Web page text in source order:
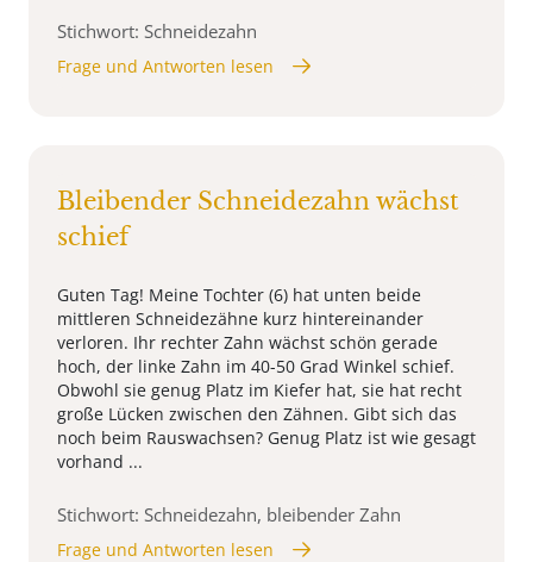
Stichwort: Schneidezahn
Frage und Antworten lesen
Bleibender Schneidezahn wächst
schief
Guten Tag! Meine Tochter (6) hat unten beide
mittleren Schneidezähne kurz hintereinander
verloren. Ihr rechter Zahn wächst schön gerade
hoch, der linke Zahn im 40-50 Grad Winkel schief.
Obwohl sie genug Platz im Kiefer hat, sie hat recht
große Lücken zwischen den Zähnen. Gibt sich das
noch beim Rauswachsen? Genug Platz ist wie gesagt
vorhand ...
Stichwort: Schneidezahn, bleibender Zahn
Frage und Antworten lesen